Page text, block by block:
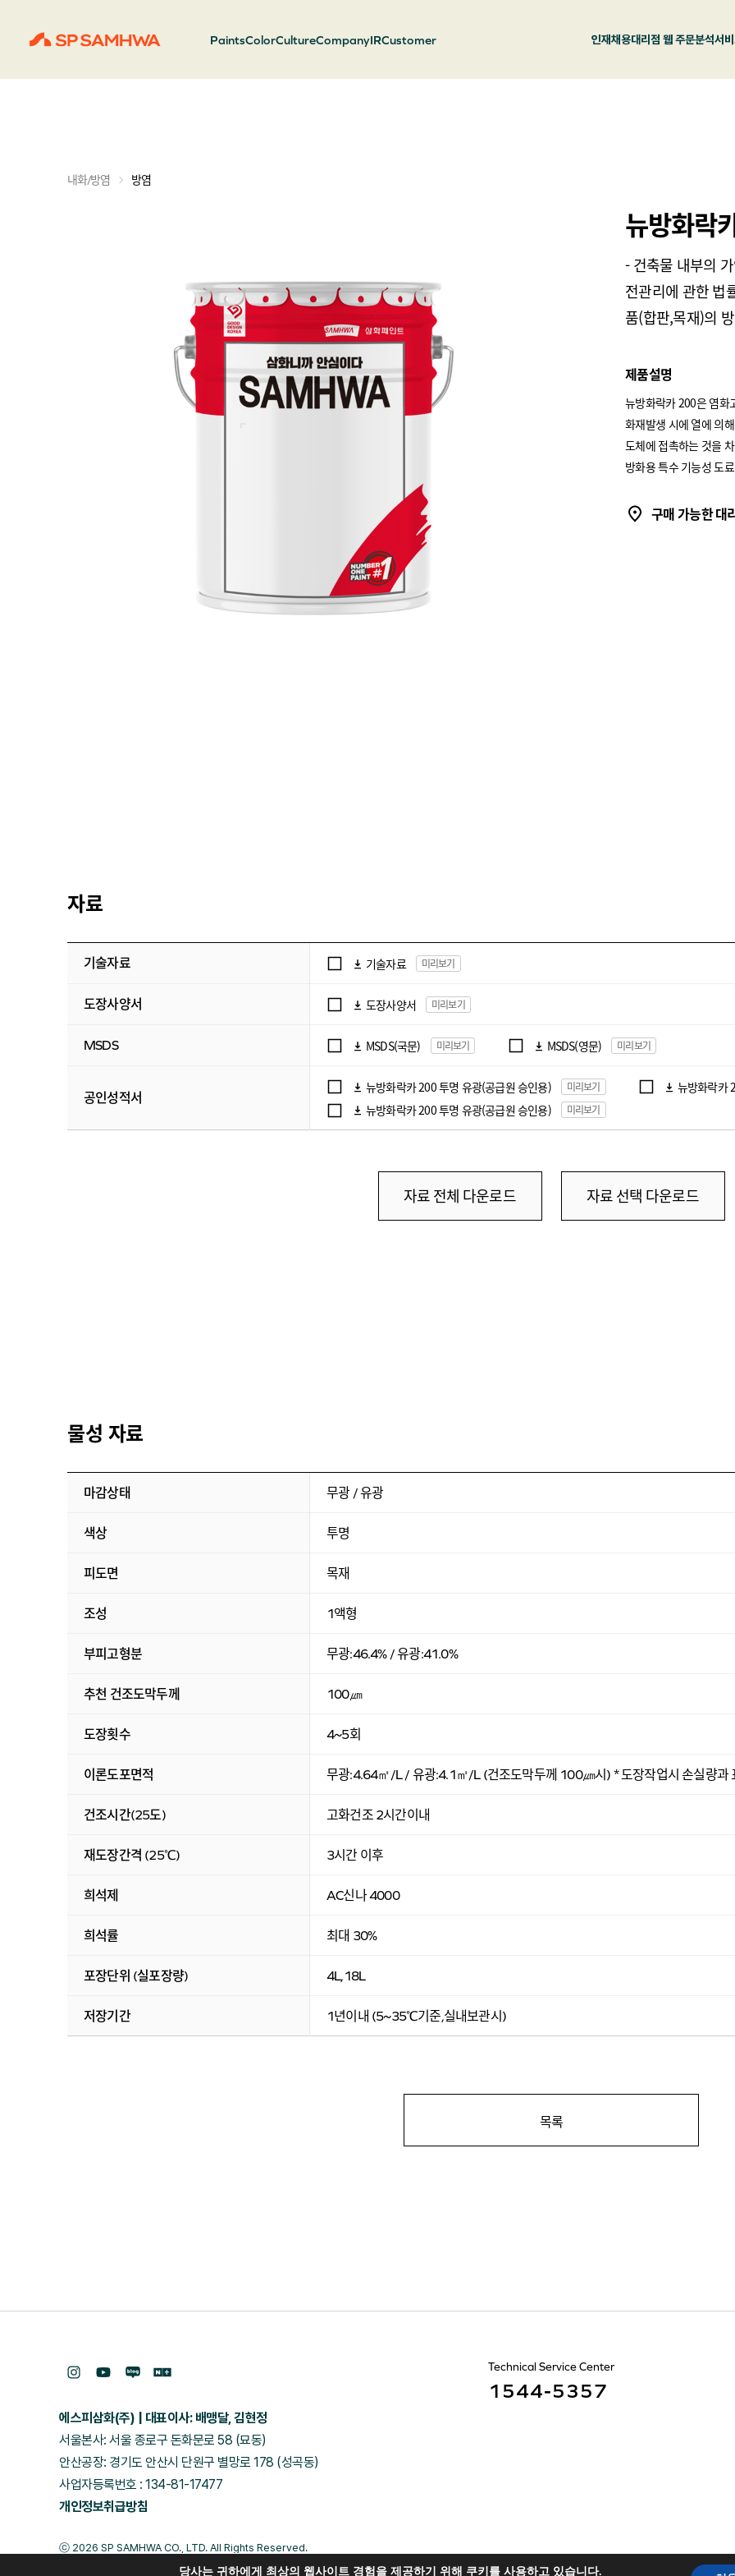
PaintsColorCultureCompanyIRCustomer 인재채용대리점 웹 주문분석서
내화/방염 방염
뉴방화락
- 건축물 내부의
전관리에 관한 법
품(합판,목재)의
제품설명
뉴방화락카 200은 염화
화재발생 시에 열에 의
도체에 접촉하는 것을
방화용 특수 기능성 도
구매 가능한 대
자료
기술자료 기술자료 미리보기
도장사양서 도장사양서 미리보기
MSDS MSDS(국문) 미리보기 MSDS(영문) 미리보기
공인성적서
뉴방화락카 200 투명 유광(공급원 승인용) 미리보기 뉴방화락카
뉴방화락카 200 투명 유광(공급원 승인용) 미리보기
자료 전체 다운로드 자료 선택 다운로드
물성 자료
마감상태 무광 / 유광
색상 투명
피도면 목재
조성 1액형
부피고형분 무광:46.4% / 유광:41.0%
추천 건조도막두께 100㎛
도장횟수 4~5회
이론도포면적 무광:4.64㎡/L / 유광:4.1㎡/L (건조도막두께 100㎛시) * 도장작업시 손실량과
건조시간(25도) 고화건조 2시간이내
재도장간격 (25℃) 3시간 이후
희석제 AC신나 4000
희석률 최대 30%
포장단위 (실포장량) 4L,18L
저장기간 1년이내 (5~35℃기준,실내보관시)
목록
에스피삼화(주)
대표이사: 배맹달, 김현정
서울본사: 서울 종로구 돈화문로 58 (묘동)
안산공장: 경기도 안산시 단원구 별망로 178 (성곡동)
사업자등록번호 : 134-81-17477
개인정보취급방침
Technical Service Center
1544-5357
ⓒ 2026 SP SAMHWA CO., LTD. All Rights Reserved.
당사는 귀하에게 최상의 웹사이트 경험을 제공하기 위해 쿠키를 사용하고 있습니다.